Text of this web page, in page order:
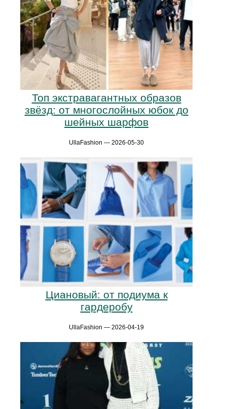
Топ экстравагантных образов
звёзд: от многослойных юбок до
шейных шарфов
UllaFashion — 2026-05-30
Циановый: от подиума к
гардеробу
UllaFashion — 2026-04-19